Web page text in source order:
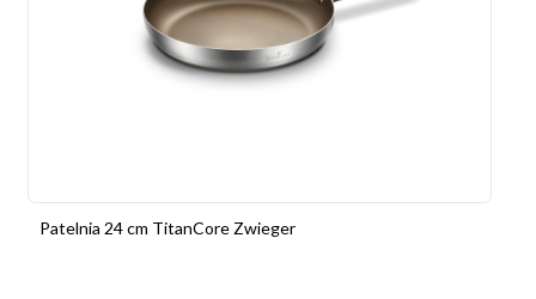
Patelnia 24 cm TitanCore Zwieger